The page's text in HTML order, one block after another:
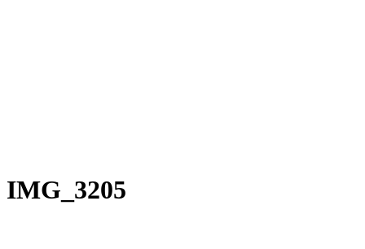
IMG_3205